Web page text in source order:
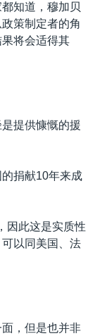
知道，穆加贝
策制定者的角
将会适得其
提供慷慨的援
捐献10年来成
因此这是实质性
以同美国、法
，但是也并非